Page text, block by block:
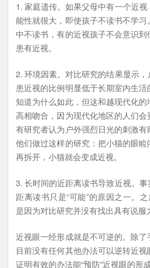
1. 家庭遗传。如果父母中有一个近
能性就很大，即使孩子不读书不学
中不读书，有的近视孩子不会意识
患有近视。
2. 环境因素。对比研究的结果显示
患近视的比例明显低于长期室内生
知道为什么如此，但这和越现代化
高相吻合，因为现代化地区的人们会
有研究者认为户外强烈日光的刺激有
他们做过这样的研究：把小猫的眼
再拆开，小猫就会变成近视。
3. 长时间的近距离读书导致近视。
距离读书只是“可能”的原因之一。之
是因为对比研究并没有找出具有说服
近视眼一经形成就是不可逆的。除了
目前没有任何其他办法可以逆转近
证明有效的办法能“预防”近视眼的形成